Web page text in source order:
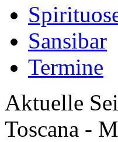
Sansibar
Termine
Aktuelle
Toscana -